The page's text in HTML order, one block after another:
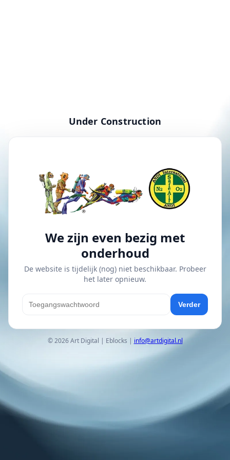
Under Construction
We zijn even bezig met
onderhoud
De website is tijdelijk (nog) niet beschikbaar. Probeer
het later opnieuw.
Verder
© 2026 Art Digital | Eblocks | info@artdigital.nl